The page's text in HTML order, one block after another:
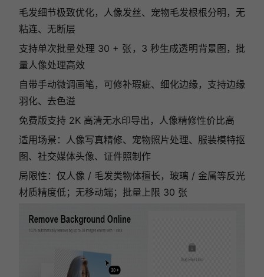
毛发细节极致优化，人像发丝、宠物毛发根根分明，无
粘连、无断层
支持单次批量处理 30 + 张，3 秒生成透明背景图，批
量人像处理高效
自带手动微调画笔，可修补瑕疵、细化边缘，支持边缘
羽化、去色溢
免费版支持 2K 高清无水印导出，人像精修性价比高
适用场景：人像写真精修、宠物照片处理、服装模特抠
图、社交媒体头像、证件照制作
局限性：仅人像 / 毛发类物体擅长，玻璃 / 金属等反光
材质精度低；无移动端；批量上限 30 张